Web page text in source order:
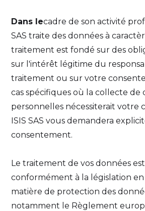
‍Dans lecadre de son activité
SAS traite des données à
traitement est fondé sur des
sur l'intérêt légitime du
traitement ou sur votre
cas spécifiques où la collecte de
personnelles nécessiterait votre
ISIS SAS vous demandera
consentement.
Le traitement de vos données
conformément à la législation
matière de protection des
notamment le Règlement